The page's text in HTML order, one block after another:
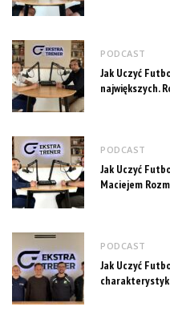
PODCAST
Jak Uczyć
największych.
PODCAST
Jak Uczyć
Maciejem
PODCAST
Jak Uczyć